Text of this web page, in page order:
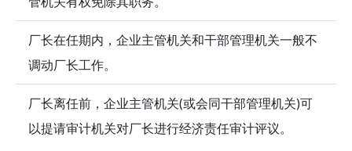
厂长在任期内，企业主管机关和干部管理机关一般不
调动厂长工作。
厂长离任前，企业主管机关(或会同干部管理机关)可
以提请审计机关对厂长进行经济责任审计评议。